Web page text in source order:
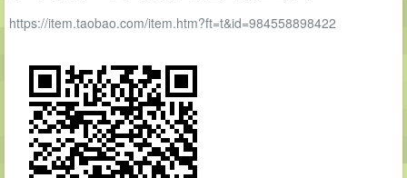
https://item.taobao.com/item.htm?ft=t&id=984558898422